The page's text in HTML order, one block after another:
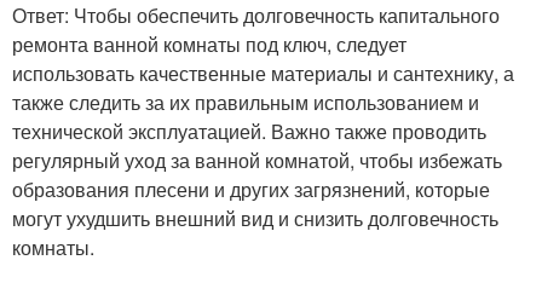
Ответ: Чтобы обеспечить долговечность капитального
ремонта ванной комнаты под ключ, следует
использовать качественные материалы и сантехнику, а
также следить за их правильным использованием и
технической эксплуатацией. Важно также проводить
регулярный уход за ванной комнатой, чтобы избежать
образования плесени и других загрязнений, которые
могут ухудшить внешний вид и снизить долговечность
комнаты.